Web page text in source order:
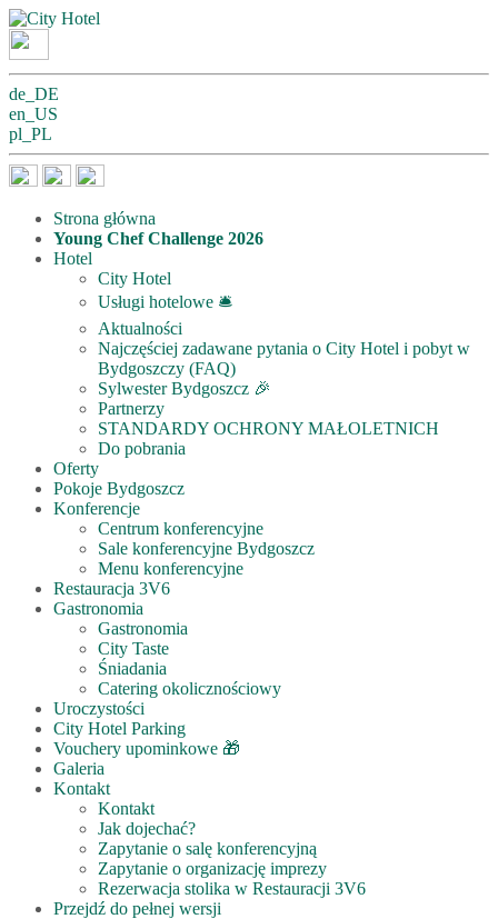
de_DE
en_US
pl_PL
Strona główna
Young Chef Challenge 2026
Hotel
City Hotel
Usługi hotelowe 🛎
Aktualności
Najczęściej zadawane pytania o City Hotel i pobyt w
Bydgoszczy (FAQ)
Sylwester Bydgoszcz 🎉
Partnerzy
STANDARDY OCHRONY MAŁOLETNICH
Do pobrania
Oferty
Pokoje Bydgoszcz
Konferencje
Centrum konferencyjne
Sale konferencyjne Bydgoszcz
Menu konferencyjne
Restauracja 3V6
Gastronomia
Gastronomia
City Taste
Śniadania
Catering okolicznościowy
Uroczystości
City Hotel Parking
Vouchery upominkowe 🎁
Galeria
Kontakt
Kontakt
Jak dojechać?
Zapytanie o salę konferencyjną
Zapytanie o organizację imprezy
Rezerwacja stolika w Restauracji 3V6
Przejdź do pełnej wersji